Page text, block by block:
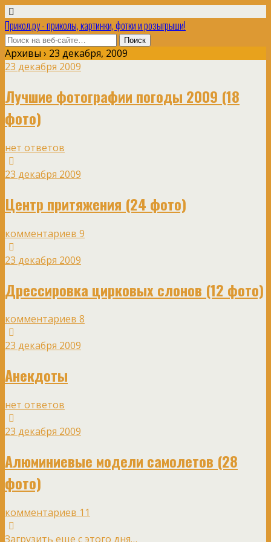
Прикол.ру - приколы, картинки, фотки и розыгрыши!
Архивы › 23 декабря, 2009
23 декабря 2009
Лучшие фотографии погоды 2009 (18
фото)
нет ответов
23 декабря 2009
Центр притяжения (24 фото)
комментариев 9
23 декабря 2009
Дрессировка цирковых слонов (12 фото)
комментариев 8
23 декабря 2009
Анекдоты
нет ответов
23 декабря 2009
Алюминиевые модели самолетов (28
фото)
комментариев 11
Загрузить еще с этого дня…